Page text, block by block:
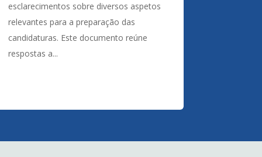
esclarecimentos sobre diversos aspetos
relevantes para a preparação das
candidaturas. Este documento reúne
respostas a...